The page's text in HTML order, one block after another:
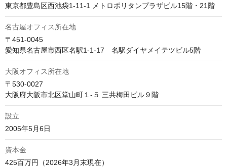
東京都豊島区西池袋1-11-1 メトロポリタンプラザビル15階・21階
名古屋オフィス所在地
〒451-0045
愛知県名古屋市西区名駅1-1-17　名駅ダイヤメイテツビル5階
大阪オフィス所在地
〒530-0027
大阪府大阪市北区堂山町１-５ 三共梅田ビル９階
設立
2005年5月6日
資本金